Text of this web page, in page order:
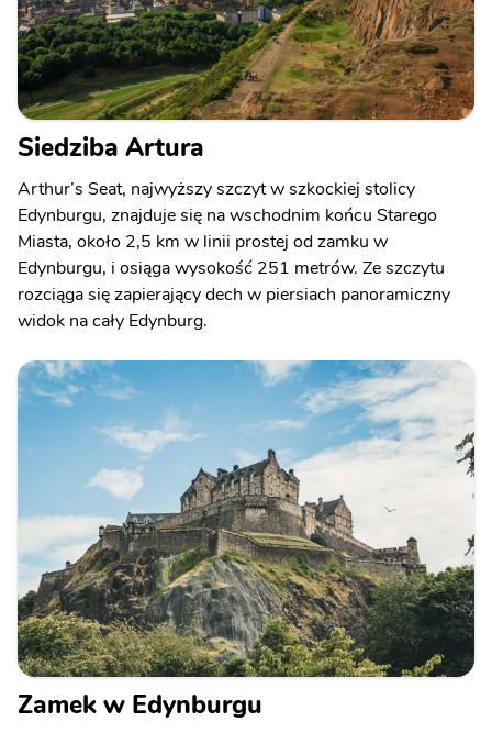
Siedziba Artura
Arthur’s Seat, najwyższy szczyt w szkockiej stolicy
Edynburgu, znajduje się na wschodnim końcu Starego
Miasta, około 2,5 km w linii prostej od zamku w
Edynburgu, i osiąga wysokość 251 metrów. Ze szczytu
rozciąga się zapierający dech w piersiach panoramiczny
widok na cały Edynburg.
Zamek w Edynburgu